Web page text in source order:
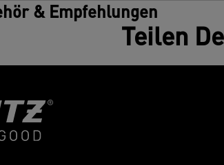
& Empfehlungen
Teilen